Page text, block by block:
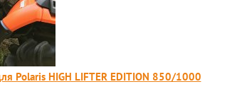
Polaris HIGH LIFTER EDITION 850/1000